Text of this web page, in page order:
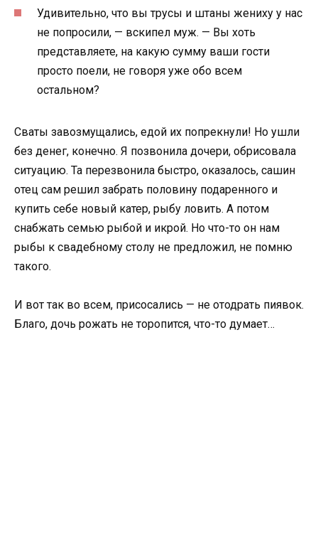
Удивительно, что вы трусы и штаны жениху у нас
не попросили, — вскипел муж. — Вы хоть
представляете, на какую сумму ваши гости
просто поели, не говоря уже обо всем
остальном?
Сваты завозмущались, едой их попрекнули! Но ушли
без денег, конечно. Я позвонила дочери, обрисовала
ситуацию. Та перезвонила быстро, оказалось, сашин
отец сам решил забрать половину подаренного и
купить себе новый катер, рыбу ловить. А потом
снабжать семью рыбой и икрой. Но что-то он нам
рыбы к свадебному столу не предложил, не помню
такого.
И вот так во всем, присосались — не отодрать пиявок.
Благо, дочь рожать не торопится, что-то думает…